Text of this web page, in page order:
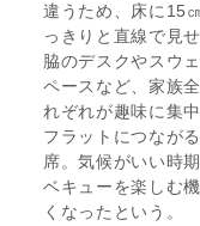
違うため、床に15
っきりと直線で見
脇のデスクやスウ
ペースなど、家族
れぞれが趣味に集
フラットにつなが
席。気候がいい時
ベキューを楽しむ
くなったという。